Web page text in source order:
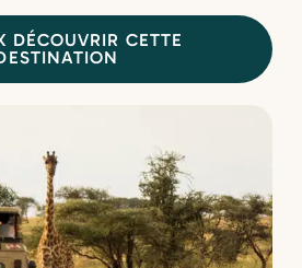
DÉCOUVRIR CETTE